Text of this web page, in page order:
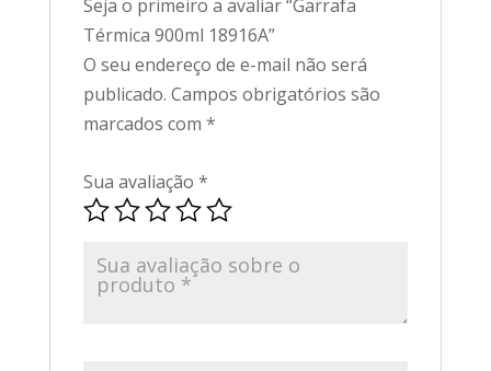
Seja o primeiro a avaliar “Garrafa
Térmica 900ml 18916A”
O seu endereço de e-mail não será
publicado. Campos obrigatórios são
marcados com *
Sua avaliação *